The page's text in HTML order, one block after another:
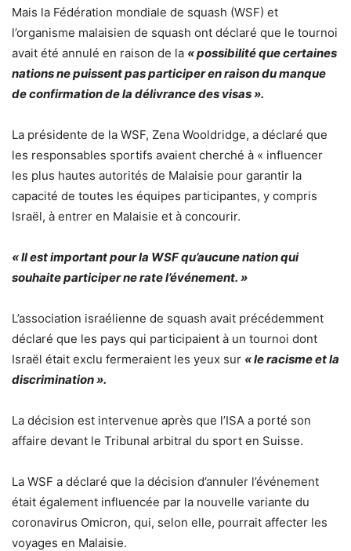
Mais la Fédération mondiale de squash (WSF) et
l’organisme malaisien de squash ont déclaré que le tournoi
avait été annulé en raison de la « possibilité que certaines
nations ne puissent pas participer en raison du manque
de confirmation de la délivrance des visas ».
La présidente de la WSF, Zena Wooldridge, a déclaré que
les responsables sportifs avaient cherché à « influencer
les plus hautes autorités de Malaisie pour garantir la
capacité de toutes les équipes participantes, y compris
Israël, à entrer en Malaisie et à concourir.
« Il est important pour la WSF qu’aucune nation qui
souhaite participer ne rate l’événement. »
L’association israélienne de squash avait précédemment
déclaré que les pays qui participaient à un tournoi dont
Israël était exclu fermeraient les yeux sur « le racisme et la
discrimination ».
La décision est intervenue après que l’ISA a porté son
affaire devant le Tribunal arbitral du sport en Suisse.
La WSF a ​​déclaré que la décision d’annuler l’événement
était également influencée par la nouvelle variante du
coronavirus Omicron, qui, selon elle, pourrait affecter les
voyages en Malaisie.